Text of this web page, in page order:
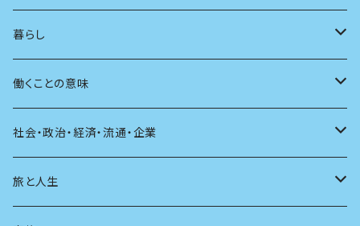
アンソロジー
自伝・伝記
インテリア
ファッション
建築
スポーツ
ラジオ
マガジン
その他
アニメ
大人も楽しい絵本
海外絵本
童話
その他
女性作家
その他
フェミニズム
カウンセリング
人間関係
健康
暮らし
料理
育児
日常生活
働くことの意味
仕事のヒント
社会・政治・経済・流通・企業
過去
旅と人生